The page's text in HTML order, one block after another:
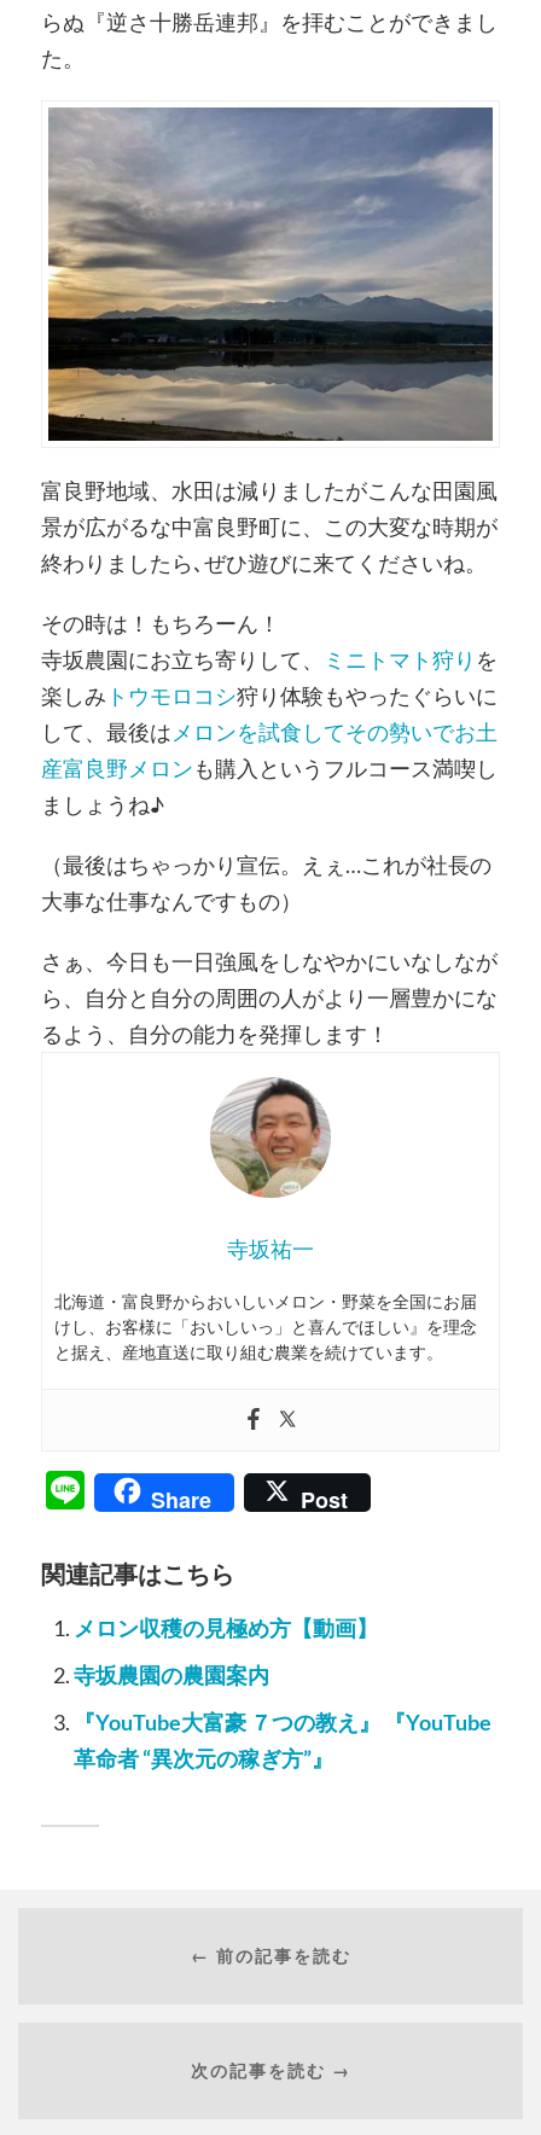
らぬ『逆さ十勝岳連邦』を拝むことができまし
た。
富良野地域、水田は減りましたがこんな田園風
景が広がるな中富良野町に、この大変な時期が
終わりましたら､ぜひ遊びに来てくださいね。
その時は！もちろーん！
寺坂農園にお立ち寄りして、
ミニトマト狩り を
楽しみ トウモロコシ狩り体験もやったぐらいに
して、最後は メロンを試食してその勢いでお土
産富良野メロンも購入というフルコース満喫し
ましょうね♪
（最後はちゃっかり宣伝。えぇ…これが社長の
大事な仕事なんですもの）
さぁ、今日も一日強風をしなやかにいなしなが
ら、自分と自分の周囲の人がより一層豊かにな
るよう、自分の能力を発揮します！
寺坂祐一
北海道・富良野からおいしいメロン・野菜を全国にお届
けし、お客様に「おいしいっ」と喜んでほしい』を理念
と据え、産地直送に取り組む農業を続けています。
LineShare Post
関連記事はこちら
メロン収穫の見極め方【動画】
寺坂農園の農園案内
『YouTube大富豪 ７つの教え』 『YouTube
革命者 “異次元の稼ぎ方”』
← 前の記事を読む
次の記事を読む →